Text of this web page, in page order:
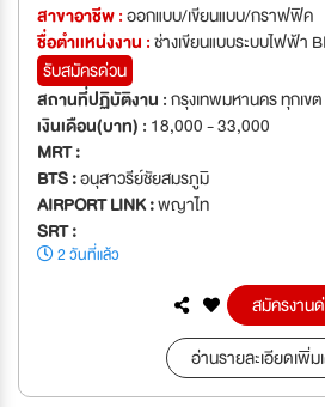
สาขาอาชีพ :ออกแบบ/เขียนแบบ/กราฟฟิค
ชื่อตำเเหน่งงาน :ช่างเขียนแบบระบบไฟฟ้า
รับสมัครด่วน
สถานที่ปฏิบัติงาน :กรุงเทพมหานคร ทุกเขต
เงินเดือน(บาท) : 18,000 - 33,000
MRT :
BTS :อนุสาวรีย์ชัยสมรภูมิ
AIRPORT LINK :พญาไท
SRT :
2 วันที่แล้ว
สมัครงาน
อ่านรายละเอียดเพิ่ม